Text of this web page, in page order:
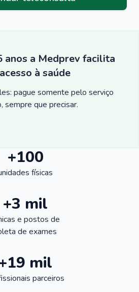
anos a Medprev facilita
à saúde
pague somente pelo serviço
sempre que precisar.
+100
físicas
+3 mil
e postos de
de exames
mil
parceiros